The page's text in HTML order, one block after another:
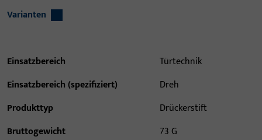
Varianten
Einsatzbereich
Türtechnik
Einsatzbereich (spezifiziert)
Dreh
Produkttyp
Drückerstift
Bruttogewicht
73 G